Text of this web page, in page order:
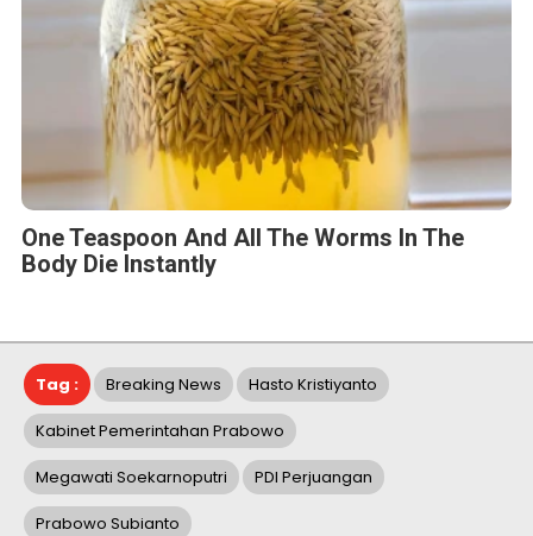
One Teaspoon And All The Worms In The
Body Die Instantly
Tag : Breaking News Hasto Kristiyanto
Kabinet Pemerintahan Prabowo
Megawati Soekarnoputri PDI Perjuangan
Prabowo Subianto